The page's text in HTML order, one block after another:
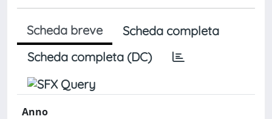
Scheda breve
Scheda completa
Scheda completa (DC)
Anno